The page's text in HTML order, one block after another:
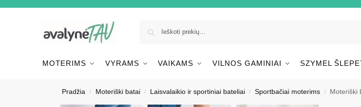
MOTERIMS VYRAMS VAIKAMS VILNOS GAMINIAI SZYMEL
Pradžia / Moteriški batai / Laisvalaikio ir sportiniai bateliai / Sportbačiai moterims / Moteriški